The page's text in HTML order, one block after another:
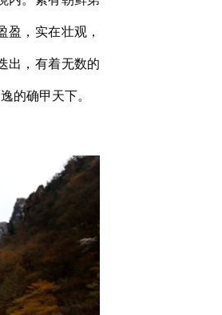
，实在壮观，
出，有着无数的
的确甲天下。